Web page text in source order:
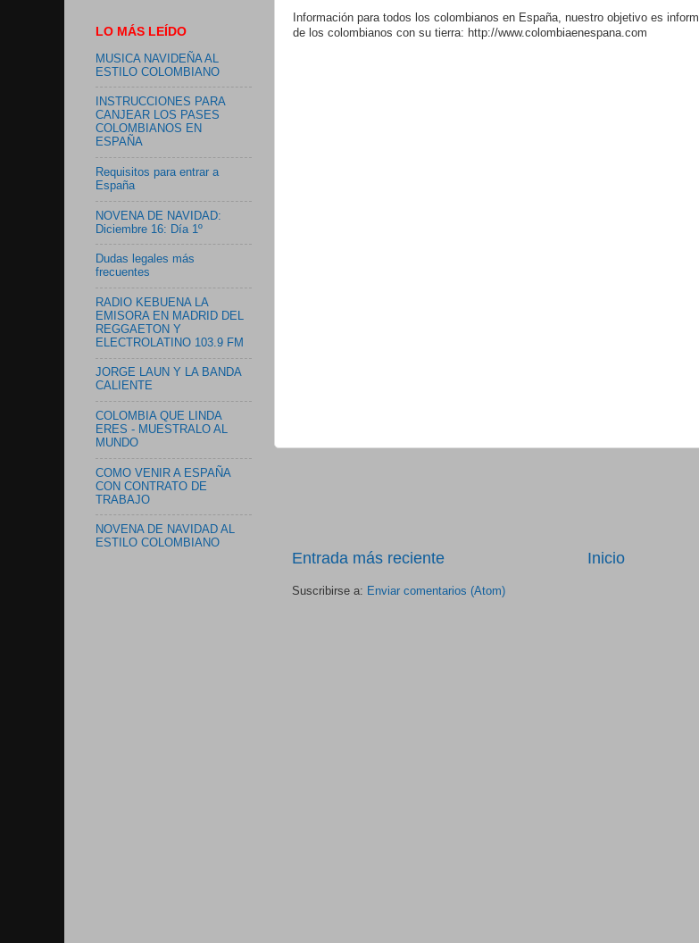
Información para todos los colombianos en España, nuestro objetivo es
de los colombianos con su tierra: http://www.colombiaenespana.com
Entrada más reciente Inicio
Suscribirse a: Enviar comentarios (Atom)
LO MÁS LEÍDO
MUSICA NAVIDEÑA AL
ESTILO COLOMBIANO
INSTRUCCIONES PARA
CANJEAR LOS PASES
COLOMBIANOS EN
ESPAÑA
Requisitos para entrar a
España
NOVENA DE NAVIDAD:
Diciembre 16: Día 1º
Dudas legales más
frecuentes
RADIO KEBUENA LA
EMISORA EN MADRID DEL
REGGAETON Y
ELECTROLATINO 103.9 FM
JORGE LAUN Y LA BANDA
CALIENTE
COLOMBIA QUE LINDA
ERES - MUESTRALO AL
MUNDO
COMO VENIR A ESPAÑA
CON CONTRATO DE
TRABAJO
NOVENA DE NAVIDAD AL
ESTILO COLOMBIANO